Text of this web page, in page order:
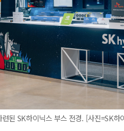
된 SK하이닉스 부스 전경. [사진=SK하